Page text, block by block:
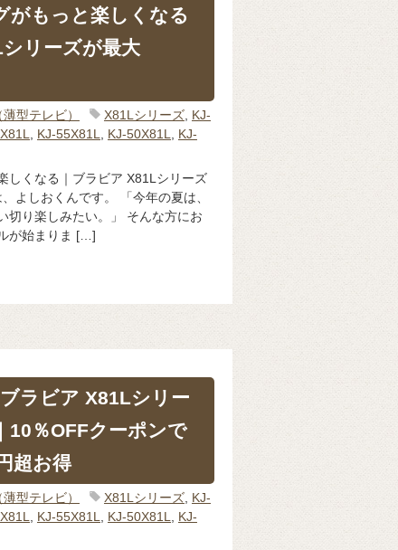
がもっと楽しくなる
シリーズが最大
型テレビ） X81Lシリーズ, KJ-
, KJ-55X81L, KJ-50X81L, KJ-
しくなる｜ブラビア X81Lシリーズ
よしおくんです。 「今年の夏は、
切り楽しみたい。」 そんな方にお
が始まりま […]
ブラビア X81Lシリー
10％OFFクーポンで
超お得
型テレビ） X81Lシリーズ, KJ-
KJ-55X81L KJ-50X81L
KJ-